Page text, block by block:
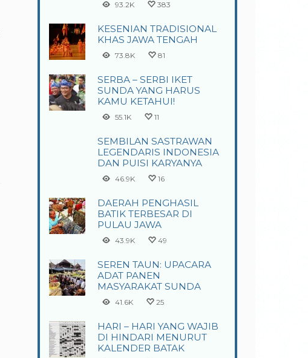
93.2K 383
KESENIAN TRADISIONAL
KHAS JAWA TENGAH
73.8K 81
SERBA – SERBI IKET
SUNDA YANG HARUS
KAMU KETAHUI!
55.1K 11
SEMBILAN SASTRAWAN
LEGENDARIS INDONESIA
DAN PUISI KARYANYA
46.9K 16
DAERAH PENGHASIL
BATIK TERBESAR DI
PULAU JAWA
43.9K 49
SEREN TAUN: UPACARA
ADAT PANEN
MASYARAKAT SUNDA
41.6K 25
HARI – HARI YANG WAJIB
DI HINDARI MENURUT
KALENDER BATAK